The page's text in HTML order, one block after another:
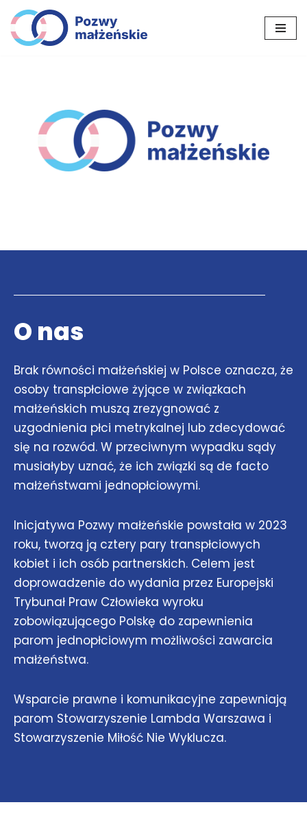
Przejdź
O nas
Brak równości małżeńskiej w Polsce oznacza, że
osoby transpłciowe żyjące w związkach
małżeńskich muszą zrezygnować z
uzgodnienia płci metrykalnej lub zdecydować
się na rozwód. W przeciwnym wypadku sądy
musiałyby uznać, że ich związki są de facto
małżeństwami jednopłciowymi.
Inicjatywa Pozwy małżeńskie powstała w 2023
roku, tworzą ją cztery pary transpłciowych
kobiet i ich osób partnerskich. Celem jest
doprowadzenie do wydania przez Europejski
Trybunał Praw Człowieka wyroku
zobowiązującego Polskę do zapewnienia
parom jednopłciowym możliwości zawarcia
małżeństwa.
Wsparcie prawne i komunikacyjne zapewniają
parom Stowarzyszenie Lambda Warszawa i
Stowarzyszenie Miłość Nie Wyklucza.